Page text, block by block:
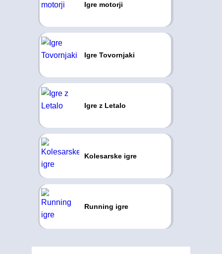
Igre motorji
Igre Tovornjaki
Igre z Letalo
Kolesarske igre
Running igre